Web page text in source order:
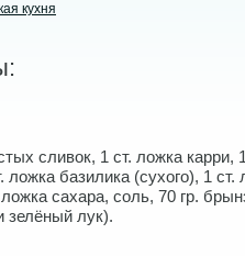
кухня
сливок, 1 ст. ложка карри,
базилика (сухого), 1 ст.
сахара, соль, 70 гр.
зелёный лук).